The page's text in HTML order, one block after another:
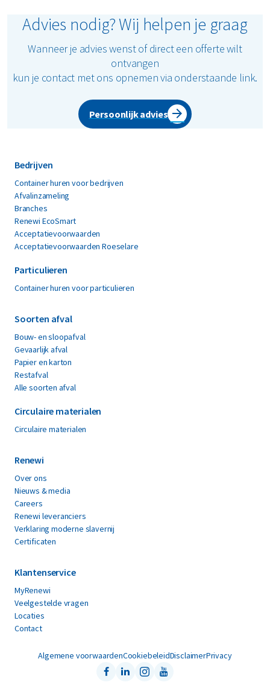
Advies nodig? Wij helpen je graag
Wanneer je advies wenst of direct een offerte wilt
ontvangen
kun je contact met ons opnemen via onderstaande link.
Persoonlijk advies
Bedrijven
Container huren voor bedrijven
Afvalinzameling
Branches
Renewi EcoSmart
Acceptatievoorwaarden
Acceptatievoorwaarden Roeselare
Particulieren
Container huren voor particulieren
Soorten afval
Bouw- en sloopafval
Gevaarlijk afval
Papier en karton
Restafval
Alle soorten afval
Circulaire materialen
Circulaire materialen
Renewi
Over ons
Nieuws & media
Careers
Renewi leveranciers
Verklaring moderne slavernij
Certificaten
Klantenservice
MyRenewi
Veelgestelde vragen
Locaties
Contact
Algemene voorwaardenCookiebeleidDisclaimerPrivacy
Facebook
LinkedInInstagramYoutube